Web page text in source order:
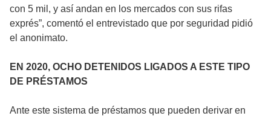
con 5 mil, y así andan en los mercados con sus rifas
exprés”, comentó el entrevistado que por seguridad pidió
el anonimato.
EN 2020, OCHO DETENIDOS LIGADOS A ESTE TIPO
DE PRÉSTAMOS
Ante este sistema de préstamos que pueden derivar en